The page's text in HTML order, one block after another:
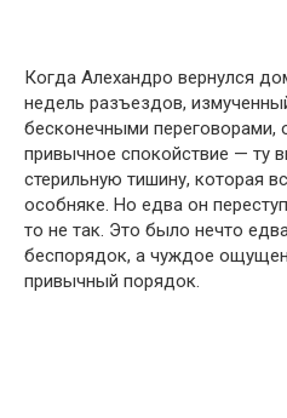
Когда Алехандро вернулся
недель разъездов,
бесконечными переговорами,
привычное спокойствие — ту
стерильную тишину, которая
особняке. Но едва он
то не так. Это было нечто
беспорядок, а чуждое
привычный порядок.